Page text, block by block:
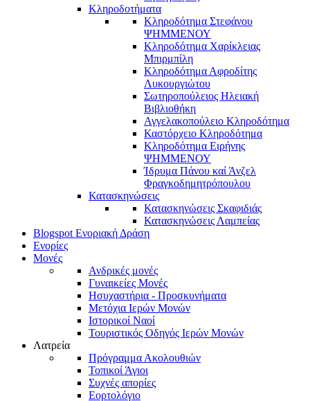
Κληροδοτήματα
Κληροδότημα Στεφάνου
ΨΗΜΜΕΝΟΥ
Κληροδότημα Χαρίκλειας
Μπιρμπίλη
Κληροδότημα Αφροδίτης
Λυκουργιώτου
Σωτηροπούλειος Ηλειακή
Βιβλιοθήκη
Αγγελακοπούλειο Κληροδότημα
Καστόρχειο Κληροδότημα
Κληροδότημα Ειρήνης
ΨΗΜΜΕΝΟΥ
Ίδρυμα Πάνου καί Άνζελ
Φραγκοδημητρόπουλου
Κατασκηνώσεις
Κατασκηνώσεις Σκαφιδιάς
Κατασκηνώσεις Λαμπείας
Blogspot Ενοριακή Δράση
Ενορίες
Μονές
Ανδρικές μονές
Γυναικείες Μονές
Ησυχαστήρια - Προσκυνήματα
Μετόχια Ιερών Μονών
Ιστορικοί Ναοί
Τουριστικός Οδηγός Ιερών Μονών
Λατρεία
Πρόγραμμα Ακολουθιών
Τοπικοί Άγιοι
Συχνές απορίες
Εορτολόγιο